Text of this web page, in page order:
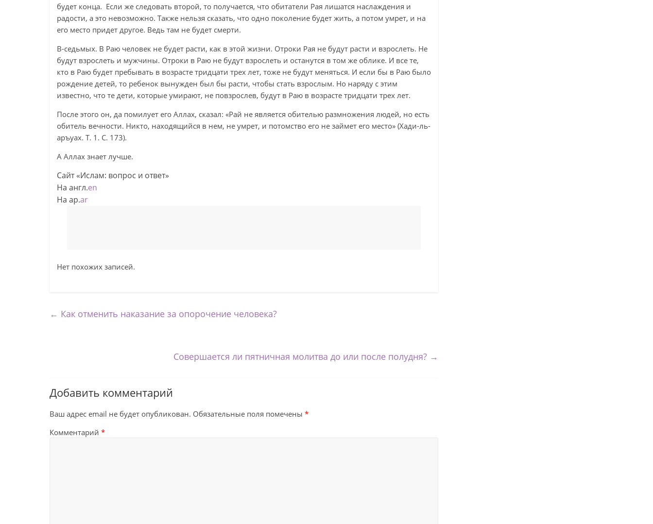
будет конца. Если же следовать второй, то получается, что обитатели Рая лишатся наслаждения и
радости, а это невозможно. Также нельзя сказать, что одно поколение будет жить, а потом умрет, и на
его место придет другое. Ведь там не будет смерти.
В-седьмых. В Раю человек не будет расти, как в этой жизни. Отроки Рая не будут расти и взрослеть. Не
будут взрослеть и мужчины. Отроки в Раю не будут взрослеть и останутся в том же облике. И все те,
кто в Раю будет пребывать в возрасте тридцати трех лет, тоже не будут меняться. И если бы в Раю было
рождение детей, то ребенок вынужден был бы расти, чтобы стать взрослым. Но наряду с этим
известно, что те дети, которые умирают, не повзрослев, будут в Раю в возрасте тридцати трех лет.
После этого он, да помилует его Аллах, сказал: «Рай не является обителью размножения людей, но есть
обитель вечности. Никто, находящийся в нем, не умрет, и потомство его не займет его место» (Хади-ль-
аръуах. Т. 1. С. 173).
А Аллах знает лучше.
Сайт «Ислам: вопрос и ответ»
На англ.en
На ар.ar
Нет похожих записей.
← Как отменить наказание за опорочение человека?
Совершается ли пятничная молитва до или после полудня? →
Добавить комментарий
Ваш адрес email не будет опубликован. Обязательные поля помечены *
Комментарий *